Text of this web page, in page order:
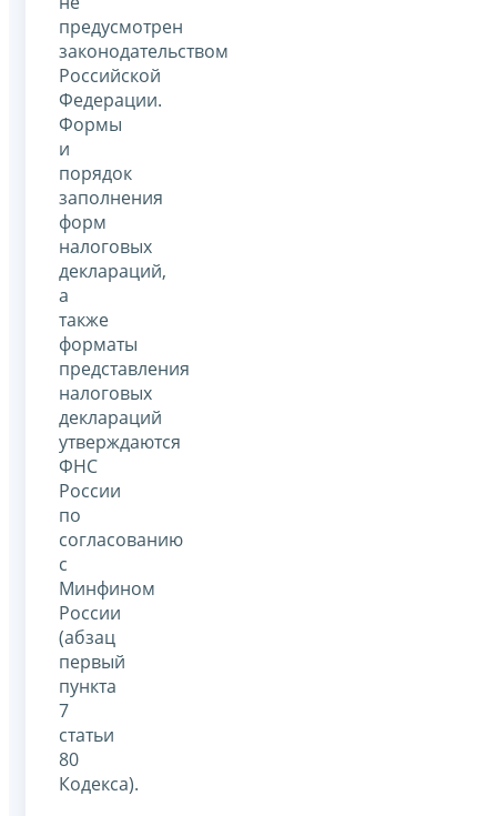
предусмотрен
законодательством
Российской
Федерации.
Формы
и
порядок
заполнения
форм
налоговых
деклараций,
а
также
форматы
представления
налоговых
деклараций
утверждаются
ФНС
России
по
согласованию
с
Минфином
России
(абзац
первый
пункта
7
статьи
80
Кодекса).